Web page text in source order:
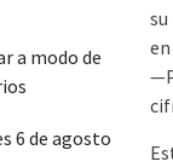
su
a modo de
6 de agosto